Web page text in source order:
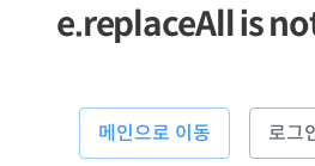
e.replaceAll is
메인으로 이동 로그